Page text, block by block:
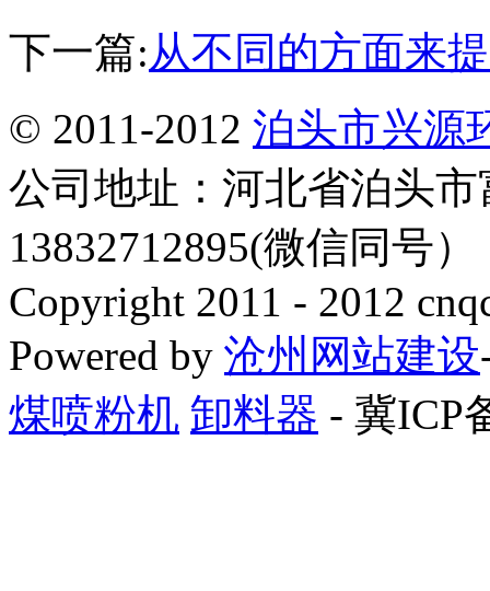
下一篇:从不同的方面来
© 2011-2012 泊头市兴源
公司地址：河北省泊头
13832712895(微信同号
Copyright 2011 - 2012
Powered by 沧州网站建设
煤喷粉机 卸料器 - 冀ICP